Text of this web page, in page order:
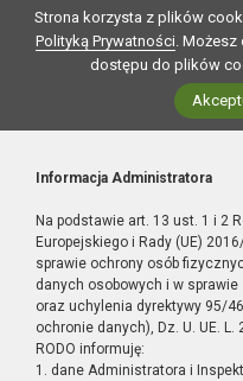
Strona korzysta z plików
Polityką Prywatności. Możesz
dostępu do plików
Informacja Administratora
Na podstawie art. 13 ust. 1 i 2
Europejskiego i Rady (UE)
sprawie ochrony osób
danych osobowych i w
oraz uchylenia dyrektywy 95/
ochronie danych), Dz. U. UE.
RODO informuję:
1. dane Administratora i